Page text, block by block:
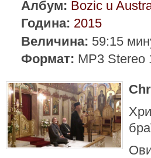
Албум: Bozic u
Година: 2015
Величина: 59:15
Формат: MP3 Stereo